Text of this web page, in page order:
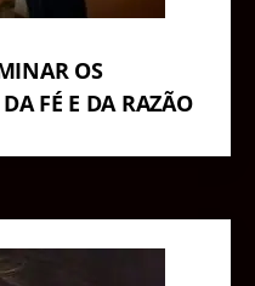
OS
FÉ E DA RAZÃO